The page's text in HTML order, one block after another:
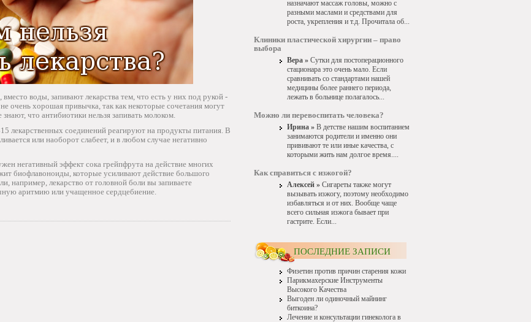
воды, запивают лекарства тем, что есть у них под рукой -
очень хорошая привычка, так как некоторые сочетания могут
что антибиотики нельзя запивать молоком.
лекарственных соединений реагируют на продукты питания. В
или наоборот слабеет, и в любом случае негативно
негативный эффект сока грейпфрута на действие многих
биофлавоноиды, которые усиливают действие большого
например, лекарство от головной боли вы запиваете
аритмию или учащенное сердцебиение.
назначают массаж головы, можно с
разными маслами и средствами для
роста, укрепления и т.д. Прочитала об...
Клиники пластической хирургии – право
выбора
Вера » Сутки для постоперационного
стационара это очень мало. Если
сравнивать со стандартами нашей
медицины более раннего периода,
лежать в больнице полагалось...
Можно ли перевоспитать человека?
Ирина » В детстве нашим воспитанием
занимаются родители и именно они
прививают те или иные качества, с
которыми жить нам долгое время....
Как справиться с изжогой?
Алексей » Сигареты также могут
вызывать изжогу, поэтому необходимо
избавляться и от них. Вообще чаще
всего сильная изжога бывает при
гастрите. Если...
ПОСЛЕДНИЕ ЗАПИСИ
Физетин против причин старения кожи
Парикмахерские Инструменты
Высокого Качества
Выгоден ли одиночный майнинг
биткоина?
Лечение и консультации гинеколога в